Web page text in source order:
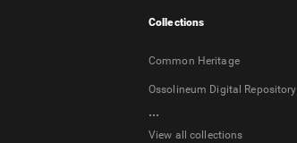
Collections
Common Heritage
Ossolineum Digital Repository
...
View all collections